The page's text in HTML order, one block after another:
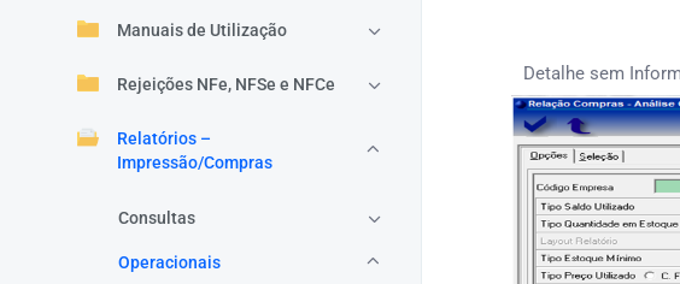
Manuais de Utilização
Rejeições NFe, NFSe e NFCe
Relatórios –
Impressão/Compras
Consultas
Operacionais
Detalhe sem